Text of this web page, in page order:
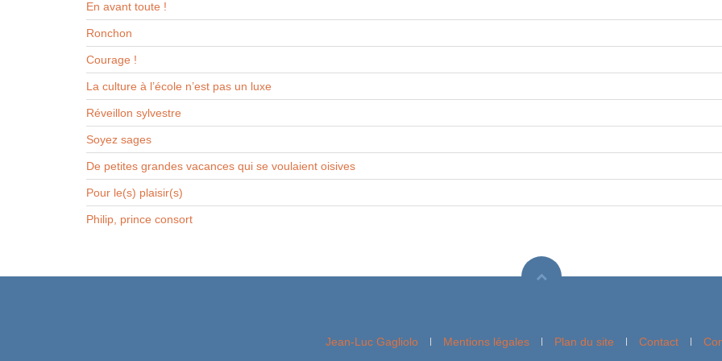
En avant toute !
Ronchon
Courage !
La culture à l’école n’est pas un luxe
Réveillon sylvestre
Soyez sages
De petites grandes vacances qui se voulaient oisives
Pour le(s) plaisir(s)
Philip, prince consort
Jean-Luc Gagliolo Mentions légales Plan du site Contact